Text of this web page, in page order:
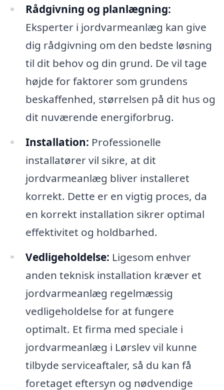
Rådgivning og planlægning:
Eksperter i jordvarmeanlæg kan give
dig rådgivning om den bedste løsning
til dit behov og din grund. De vil tage
højde for faktorer som grundens
beskaffenhed, størrelsen på dit hus og
dit nuværende energiforbrug.
Installation: Professionelle
installatører vil sikre, at dit
jordvarmeanlæg bliver installeret
korrekt. Dette er en vigtig proces, da
en korrekt installation sikrer optimal
effektivitet og holdbarhed.
Vedligeholdelse: Ligesom enhver
anden teknisk installation kræver et
jordvarmeanlæg regelmæssig
vedligeholdelse for at fungere
optimalt. Et firma med speciale i
jordvarmeanlæg i Lørslev vil kunne
tilbyde serviceaftaler, så du kan få
foretaget eftersyn og nødvendige